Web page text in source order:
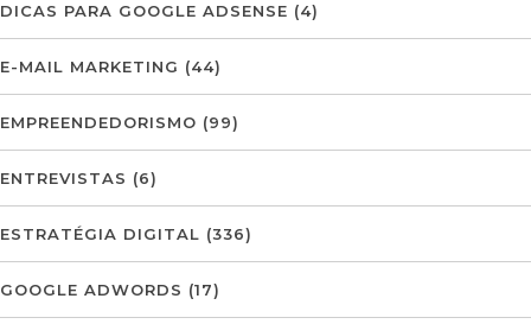
DICAS PARA GOOGLE ADSENSE (4)
E-MAIL MARKETING (44)
EMPREENDEDORISMO (99)
ENTREVISTAS (6)
ESTRATÉGIA DIGITAL (336)
GOOGLE ADWORDS (17)